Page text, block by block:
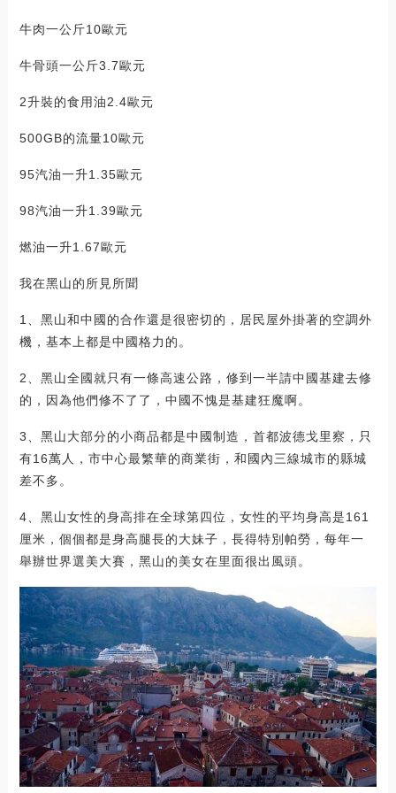
牛肉一公斤10歐元
牛骨頭一公斤3.7歐元
2升裝的食用油2.4歐元
500GB的流量10歐元
95汽油一升1.35歐元
98汽油一升1.39歐元
燃油一升1.67歐元
我在黑山的所見所聞
1、黑山和中國的合作還是很密切的，居民屋外掛著的空調外
機，基本上都是中國格力的。
2、黑山全國就只有一條高速公路，修到一半請中國基建去修
的，因為他們修不了了，中國不愧是基建狂魔啊。
3、黑山大部分的小商品都是中國制造，首都波德戈里察，只
有16萬人，市中心最繁華的商業街，和國內三線城市的縣城
差不多。
4、黑山女性的身高排在全球第四位，女性的平均身高是161
厘米，個個都是身高腿長的大妹子，長得特別帕勞，每年一
舉辦世界選美大賽，黑山的美女在里面很出風頭。